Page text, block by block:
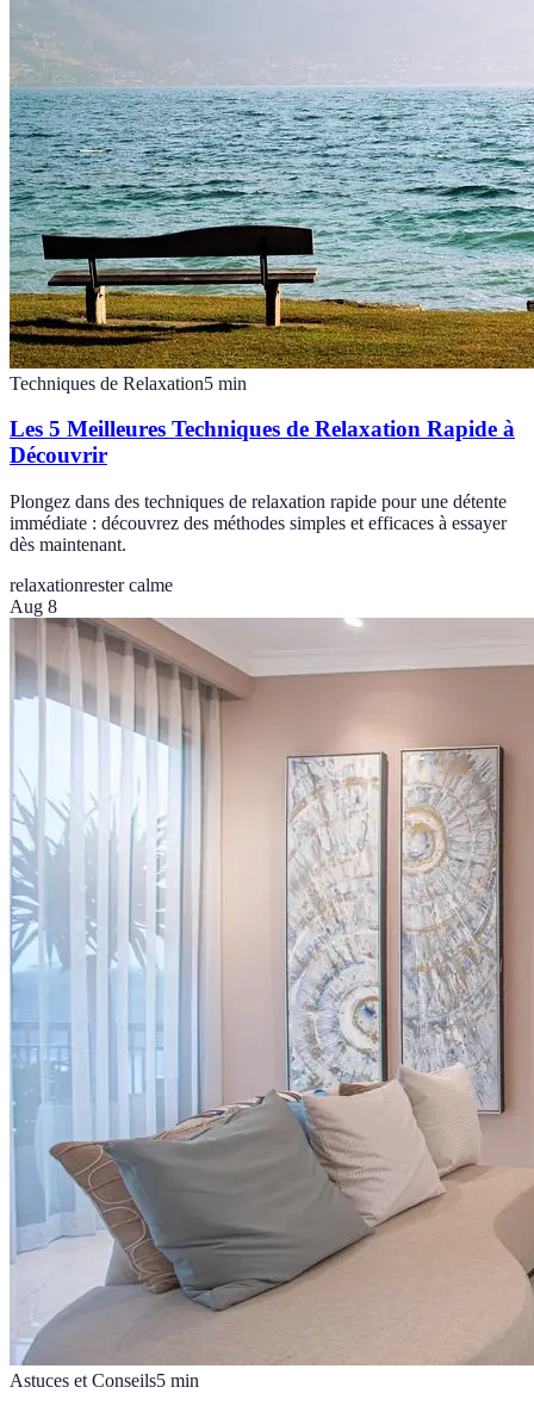
Techniques de Relaxation5 min
Les 5 Meilleures Techniques de Relaxation Rapide à
Découvrir
Plongez dans des techniques de relaxation rapide pour une détente
immédiate : découvrez des méthodes simples et efficaces à essayer
dès maintenant.
relaxationrester calme
Aug 8
Astuces et Conseils5 min